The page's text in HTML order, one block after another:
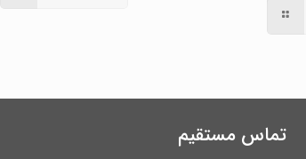
تماس مستقیم